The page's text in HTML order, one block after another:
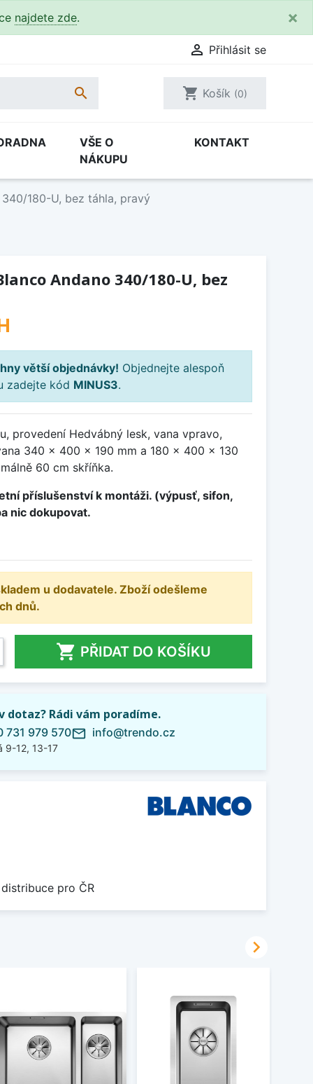
najdete zde. ×
 Přihlásit se
 shopping_cart Košík (0)
VŠE O
NÁKUPU
KONTAKT
180-U, bez táhla, pravý
Andano 340/180-U, bez
větší objednávky! Objednejte alespoň
zadejte kód MINUS3.
provedení Hedvábný lesk, vana vpravo,
340 x 400 x 190 mm a 180 x 400 x 130
60 cm skříňka.
příslušenství k montáži. (výpusť, sifon,
nic dokupovat.
u dodavatele. Zboží odešleme
dnů.
 PŘIDAT DO KOŠÍKU
dotaz? Rádi vám poradíme.
731 979 570
9-12, 13-17
mail_outline info@trendo.cz
pro ČR
